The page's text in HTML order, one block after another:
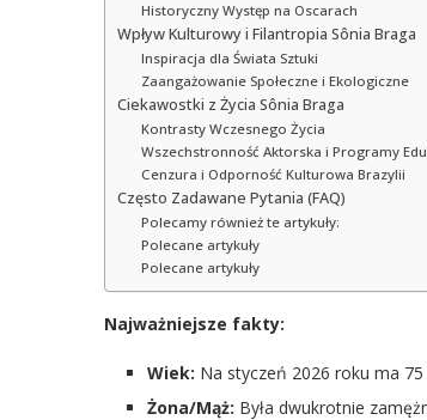
Historyczny Występ na Oscarach
Wpływ Kulturowy i Filantropia Sônia Braga
Inspiracja dla Świata Sztuki
Zaangażowanie Społeczne i Ekologiczne
Ciekawostki z Życia Sônia Braga
Kontrasty Wczesnego Życia
Wszechstronność Aktorska i Programy
Cenzura i Odporność Kulturowa Brazylii
Często Zadawane Pytania (FAQ)
Polecamy również te artykuły:
Polecane artykuły
Polecane artykuły
Najważniejsze fakty:
Wiek: Na styczeń 2026 roku ma 75
Żona/Mąż: Była dwukrotnie